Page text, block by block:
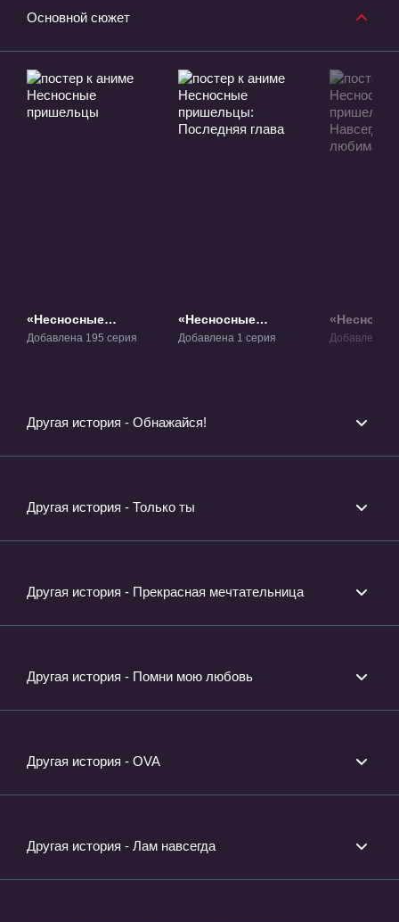
Основной сюжет
«Несносные
пришельцы» ТВ-1
Добавлена 195 серия
«Несносные
пришельцы:
Добавлена 1 серия Добавлена 1
Другая история - Обнажайся!
Другая история - Только ты
Другая история - Прекрасная мечтательница
Другая история - Помни мою любовь
Другая история - OVA
Другая история - Лам навсегда